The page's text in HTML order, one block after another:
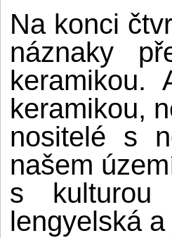
Na konci
náznaky
keramikou.
keramikou,
nositelé s
našem
s kulturou
lengyelská